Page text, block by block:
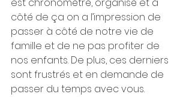
est chronométré, organisé et à
côté de ça on a l’impression de
passer à côté de notre vie de
famille et de ne pas profiter de
nos enfants. De plus, ces derniers
sont frustrés et en demande de
passer du temps avec vous.